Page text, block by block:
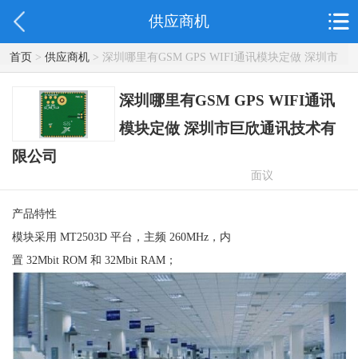
供应商机
首页> 供应商机> 深圳哪里有GSM GPS WIFI通讯模块定做 深圳市
巨欣通讯技术有限公司
深圳哪里有GSM GPS WIFI通讯
模块定做 深圳市巨欣通讯技术有
限公司
面议
产品特性
模块采用 MT2503D 平台，主频 260MHz，内
置 32Mbit ROM 和 32Mbit RAM；